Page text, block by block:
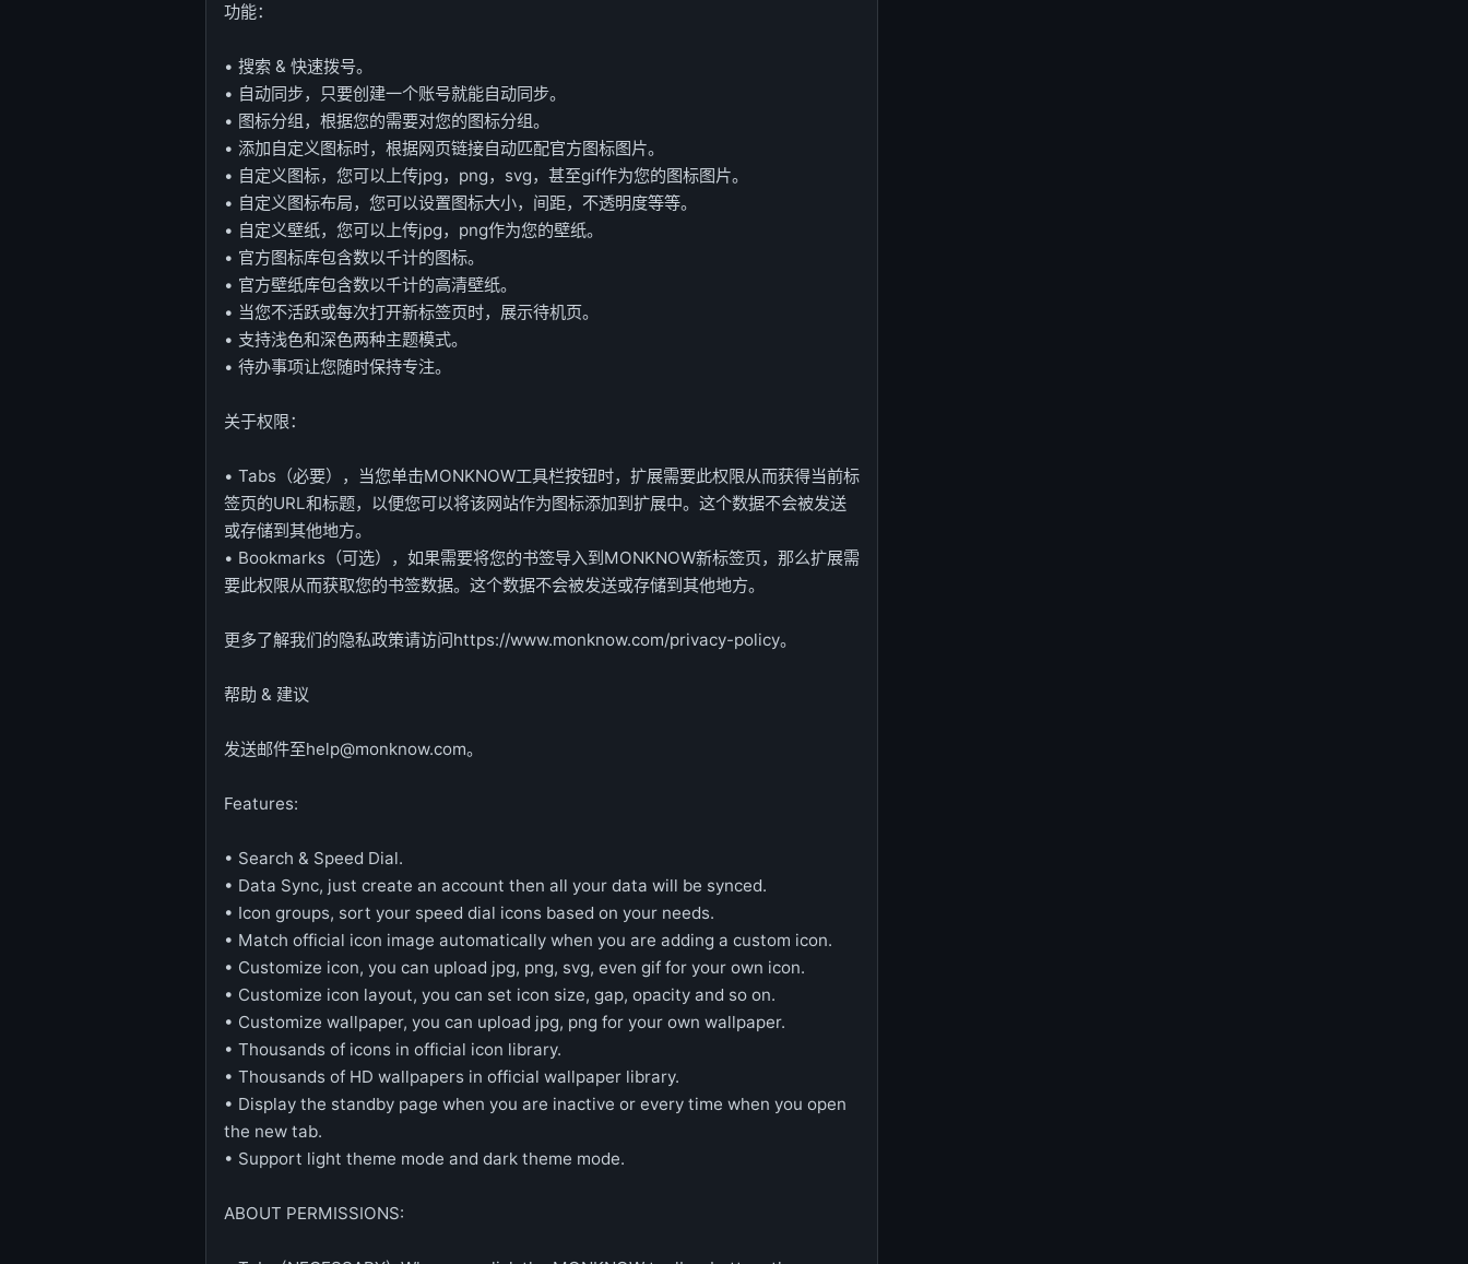
功能：
• 搜索 & 快速拨号。
• 自动同步，只要创建一个账号就能自动同步。
• 图标分组，根据您的需要对您的图标分组。
• 添加自定义图标时，根据网页链接自动匹配官方图标图片。
• 自定义图标，您可以上传jpg，png，svg，甚至gif作为您的图标图片。
• 自定义图标布局，您可以设置图标大小，间距，不透明度等等。
• 自定义壁纸，您可以上传jpg，png作为您的壁纸。
• 官方图标库包含数以千计的图标。
• 官方壁纸库包含数以千计的高清壁纸。
• 当您不活跃或每次打开新标签页时，展示待机页。
• 支持浅色和深色两种主题模式。
• 待办事项让您随时保持专注。
关于权限：
• Tabs（必要），当您单击MONKNOW工具栏按钮时，扩展需要此权限从而获得当前标
签页的URL和标题，以便您可以将该网站作为图标添加到扩展中。这个数据不会被发送
或存储到其他地方。
• Bookmarks（可选），如果需要将您的书签导入到MONKNOW新标签页，那么扩展需
要此权限从而获取您的书签数据。这个数据不会被发送或存储到其他地方。
更多了解我们的隐私政策请访问https://www.monknow.com/privacy-policy。
帮助 & 建议
发送邮件至help@monknow.com。
Features:
• Search & Speed Dial.
• Data Sync, just create an account then all your data will be synced.
• Icon groups, sort your speed dial icons based on your needs.
• Match official icon image automatically when you are adding a custom icon.
• Customize icon, you can upload jpg, png, svg, even gif for your own icon.
• Customize icon layout, you can set icon size, gap, opacity and so on.
• Customize wallpaper, you can upload jpg, png for your own wallpaper.
• Thousands of icons in official icon library.
• Thousands of HD wallpapers in official wallpaper library.
• Display the standby page when you are inactive or every time when you open
the new tab.
• Support light theme mode and dark theme mode.
ABOUT PERMISSIONS: